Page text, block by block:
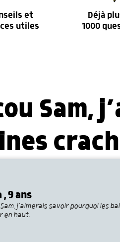
et
utiles
Déjà
1000
Sam,
, 9 ans
j’aimerais savoir pourquoi les
en haut.